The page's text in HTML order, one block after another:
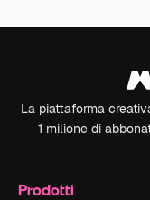
La piattaforma
1 milione di
Prodotti